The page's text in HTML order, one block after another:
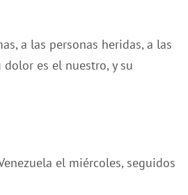
a las personas heridas, a las
es el nuestro, y su
el miércoles, seguidos